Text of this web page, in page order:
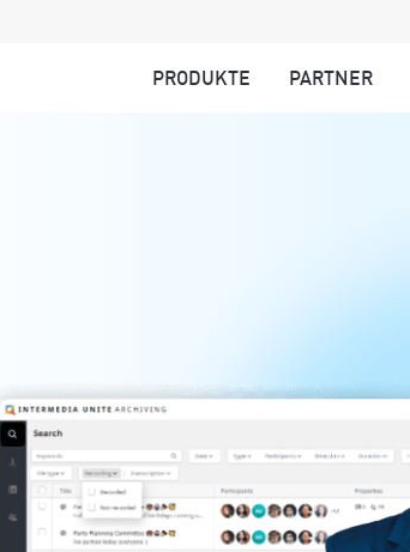
PRODUKTE PARTNER